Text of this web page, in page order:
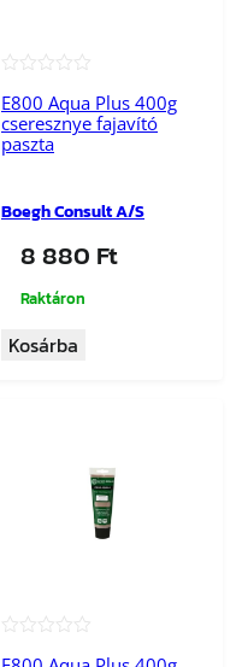
E800 Aqua Plus 400g
cseresznye fajavító
paszta
Boegh Consult A/S
8 880 Ft
Raktáron
Kosárba